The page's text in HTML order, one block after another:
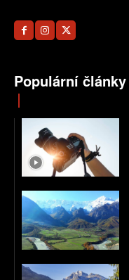
Populární články